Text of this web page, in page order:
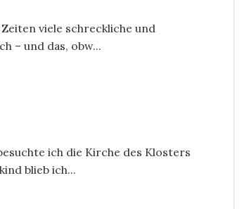
viele schreckliche und
– und das, obw...
ich die Kirche des Klosters
blieb ich...